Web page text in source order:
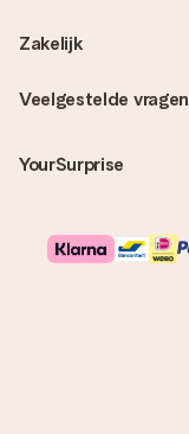
Veelgestelde vragen
YourSurprise
Zakelijk